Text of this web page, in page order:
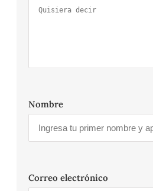
Nombre
Correo electrónico